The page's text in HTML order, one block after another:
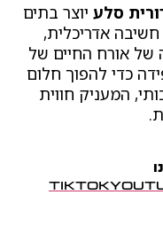
סלע יוצר בתים
חשיבה אדריכלית,
של אורח החיים של
כדי להפוך חלום
המעניק חווית
TIKTOK